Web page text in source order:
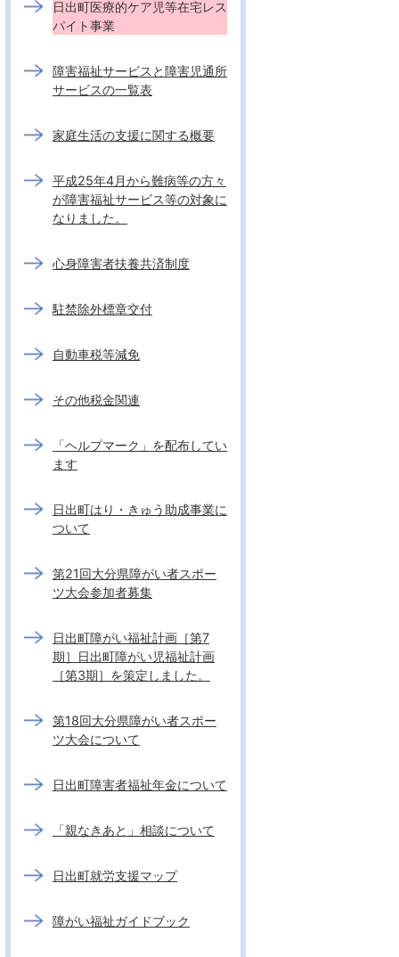
日出町医療的ケア児等在宅レス
パイト事業
障害福祉サービスと障害児通所
サービスの一覧表
家庭生活の支援に関する概要
平成25年4月から難病等の方々
が障害福祉サービス等の対象に
なりました。
心身障害者扶養共済制度
駐禁除外標章交付
自動車税等減免
その他税金関連
「ヘルプマーク」を配布してい
ます
日出町はり・きゅう助成事業に
ついて
第21回大分県障がい者スポー
ツ大会参加者募集
日出町障がい福祉計画［第7
期］日出町障がい児福祉計画
［第3期］を策定しました。
第18回大分県障がい者スポー
ツ大会について
日出町障害者福祉年金について
「親なきあと」相談について
日出町就労支援マップ
障がい福祉ガイドブック